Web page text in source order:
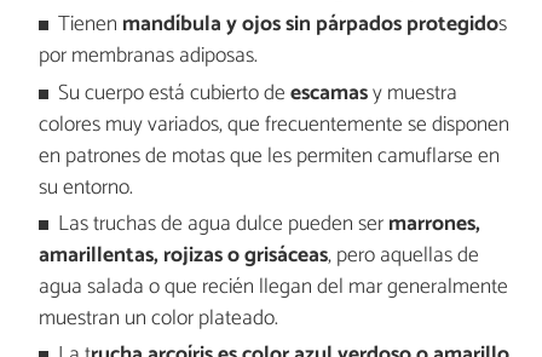
Tienen mandíbula y ojos sin párpados protegidos
por membranas adiposas.
Su cuerpo está cubierto deescamasy muestra
colores muy variados, que frecuentemente se disponen
en patrones de motas que les permiten camuflarse en
su entorno.
Las truchas de agua dulce pueden sermarrones,
amarillentas, rojizas o grisáceas, pero aquellas de
agua salada o que recién llegan del mar generalmente
muestran un color plateado.